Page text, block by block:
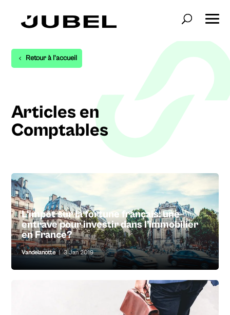
Retour à l'accueil
Articles en
Comptables
L’impôt sur la fortune français: une
entrave pour investir dans l’immobilier
en France?
Vandelanotte | 3 Jan 2019